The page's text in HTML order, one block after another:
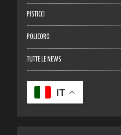
PISTICCI
POLICORO
TUTTE LE NEWS
IT